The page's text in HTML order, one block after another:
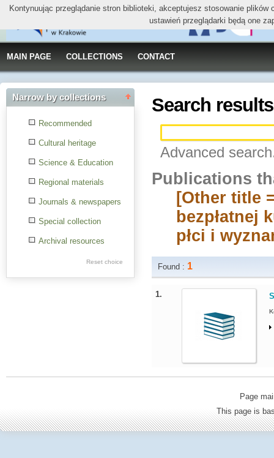
MAIN PAGE COLLECTIONS CONTACT
Narrow by collections
Recommended
Cultural heritage
Science & Education
Regional materials
Journals & newspapers
Special collection
Archival resources
Reset choice
Search results
Advanced
Publications
[Other title
bezpłatnej
płci i
Found : 1
1.
Page
This page is
Kontynuując przeglądanie stron biblioteki, akceptujesz stosowanie
ustawień przeglądarki będą one